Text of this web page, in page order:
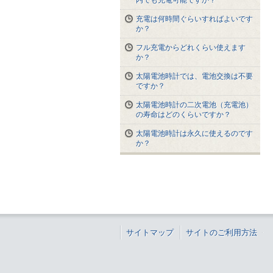
充電は何時間ぐらいすればよいです
か？
フル充電からどれくらい使えます
か？
太陽電池時計では、電池交換は不要
ですか？
太陽電池時計の二次電池（充電池）
の寿命はどのくらいですか？
太陽電池時計は永久に使えるのです
か？
サイトマップ サイトのご利用方法